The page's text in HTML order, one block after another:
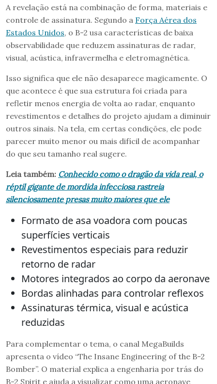
A revelação está na combinação de forma, materiais e
controle de assinatura. Segundo a Força Aérea dos
Estados Unidos, o B-2 usa características de baixa
observabilidade que reduzem assinaturas de radar,
visual, acústica, infravermelha e eletromagnética.
Isso significa que ele não desaparece magicamente. O
que acontece é que sua estrutura foi criada para
refletir menos energia de volta ao radar, enquanto
revestimentos e detalhes do projeto ajudam a diminuir
outros sinais. Na tela, em certas condições, ele pode
parecer muito menor ou mais difícil de acompanhar
do que seu tamanho real sugere.
Leia também: Conhecido como o dragão da vida real, o
réptil gigante de mordida infecciosa rastreia
silenciosamente presas muito maiores que ele
Formato de asa voadora com poucas
superfícies verticais
Revestimentos especiais para reduzir
retorno de radar
Motores integrados ao corpo da aeronave
Bordas alinhadas para controlar reflexos
Assinaturas térmica, visual e acústica
reduzidas
Para complementar o tema, o canal MegaBuilds
apresenta o vídeo “The Insane Engineering of the B-2
Bomber”. O material explica a engenharia por trás do
B-2 Spirit e ajuda a visualizar como uma aeronave